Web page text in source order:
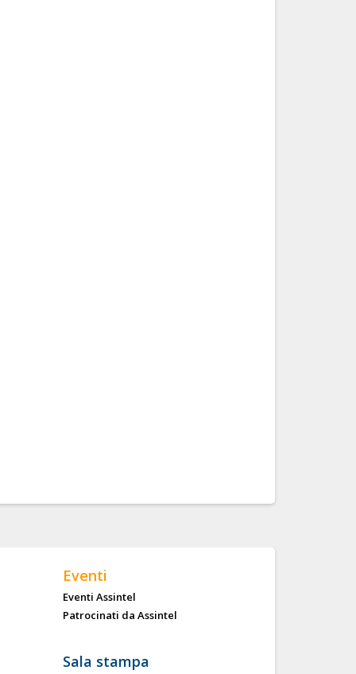
Eventi
Eventi Assintel
Patrocinati da Assintel
Sala stampa